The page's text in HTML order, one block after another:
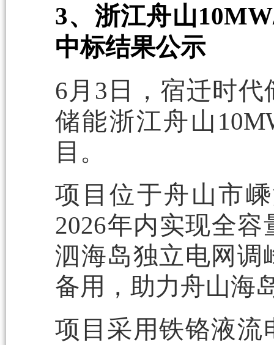
3、浙江舟山
中标结果公示
6月3日，宿迁时
储能浙江舟山
目。
项目位于舟山市
2026年内实现全
泗海岛独立电网调
备用，助力舟山海
项目采用铁铬液流